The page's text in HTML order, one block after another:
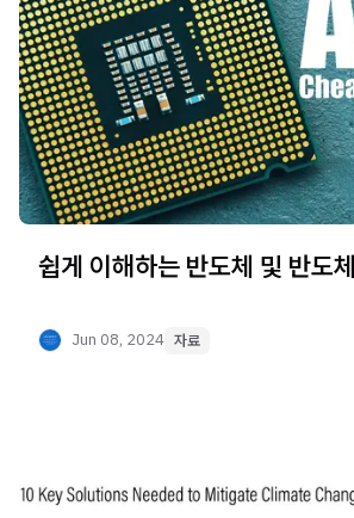
쉽게 이해하는 반도체 및 반도
Jun 08, 2024 자료